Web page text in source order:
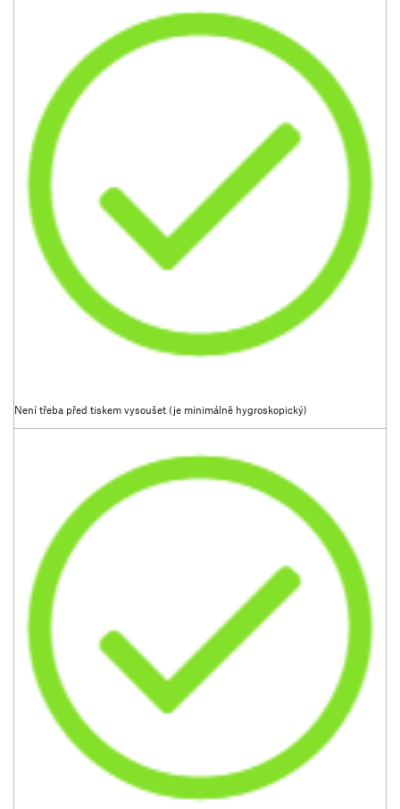
Není třeba před tiskem vysoušet (je minimálně hygroskopický)